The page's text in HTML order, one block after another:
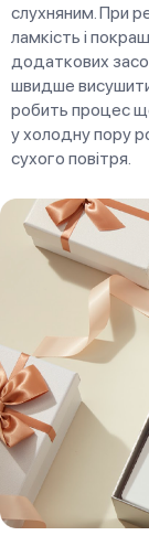
слухняним. При
ламкість і
додаткових
швидше
робить процес
у холодну пору
сухого повітря.